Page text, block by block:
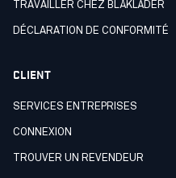
TRAVAILLER CHEZ BLÅKLÄDER
DÉCLARATION DE CONFORMITÉ
CLIENT
SERVICES ENTREPRISES
CONNEXION
TROUVER UN REVENDEUR